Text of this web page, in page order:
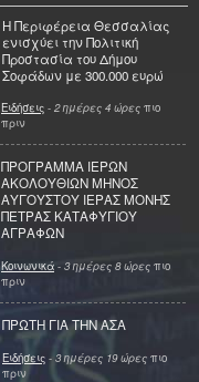
Η Περιφέρεια Θεσσαλίας
ενισχύει την Πολιτική
Προστασία του Δήμου
Σοφάδων με 300.000 ευρώ
Ειδήσεις - 2 ημέρες 4 ώρες πιο
πριν
ΠΡΟΓΡΑΜΜΑ ΙΕΡΩΝ
ΑΚΟΛΟΥΘΙΩΝ ΜΗΝΟΣ
ΑΥΓΟΥΣΤΟΥ ΙΕΡΑΣ ΜΟΝΗΣ
ΠΕΤΡΑΣ ΚΑΤΑΦΥΓΙΟΥ
ΑΓΡΑΦΩΝ
Κοινωνικά - 3 ημέρες 8 ώρες πιο
πριν
ΠΡΩΤΗ ΓΙΑ ΤΗΝ ΑΣΑ
Ειδήσεις - 3 ημέρες 19 ώρες πιο
πριν